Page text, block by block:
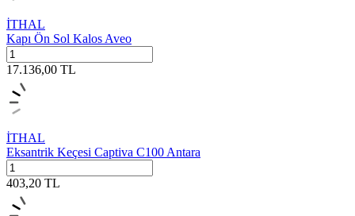
İTHAL
Kapı Ön Sol Kalos Aveo
17.136,00 TL
İTHAL
Eksantrik Keçesi Captiva C100 Antara
403,20 TL